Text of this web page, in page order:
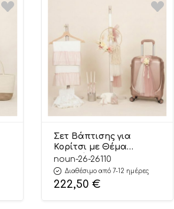
Σετ Βάπτισης για
Κορίτσι με Θέμα
Λουλούδια με
Μονόγραμμα Εκρού-
Σάπιο Μήλο 26110
noun-26-26110
Διαθέσιμο από 7-12 ημέρες
222,50 €